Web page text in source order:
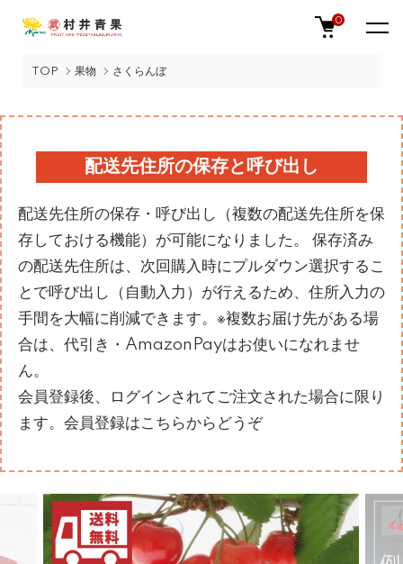
0
TOP 果物 さくらんぼ
配送先住所の保存と呼び出し
配送先住所の保存・呼び出し（複数の配送先住所を保
存しておける機能）が可能になりました。 保存済み
の配送先住所は、次回購入時にプルダウン選択するこ
とで呼び出し（自動入力）が行えるため、住所入力の
手間を大幅に削減できます。※複数お届け先がある場
合は、代引き・AmazonPayはお使いになれませ
ん。
会員登録後、ログインされてご注文された場合に限り
ます。 会員登録はこちらからどうぞ